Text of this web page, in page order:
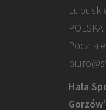
POLSKA
Poczta
Hala